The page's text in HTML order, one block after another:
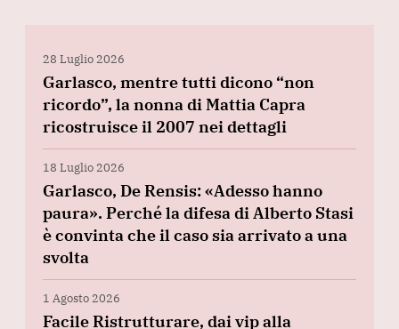
28 Luglio 2026
Garlasco, mentre tutti dicono “non
ricordo”, la nonna di Mattia Capra
ricostruisce il 2007 nei dettagli
18 Luglio 2026
Garlasco, De Rensis: «Adesso hanno
paura». Perché la difesa di Alberto Stasi
è convinta che il caso sia arrivato a una
svolta
1 Agosto 2026
Facile Ristrutturare, dai vip alla